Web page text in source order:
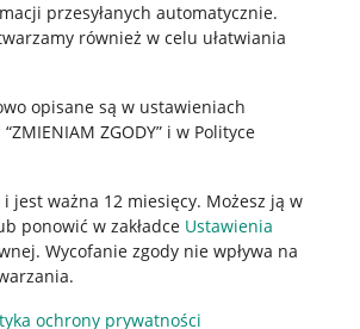
przesyłanych automatycznie.
również w celu ułatwiania
opisane są w ustawieniach
ZGODY” i w Polityce
jest ważna 12 miesięcy. Możesz ją w
ponowić w zakładce Ustawienia
Wycofanie zgody nie wpływa na
ochrony prywatności
aplikację